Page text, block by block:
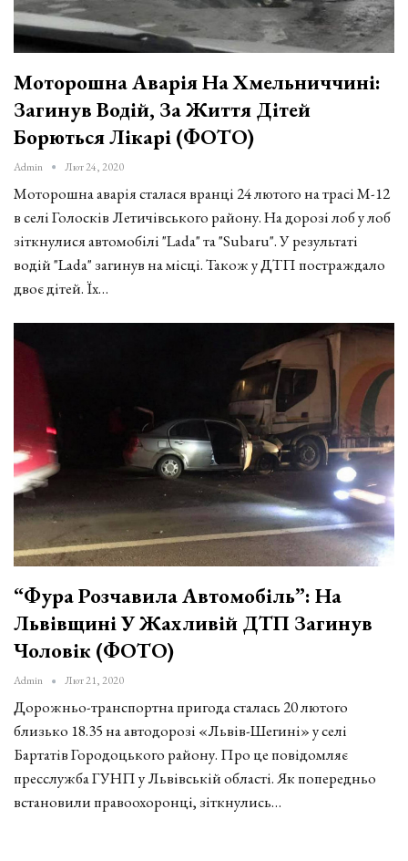
Моторошна Аварія На Хмельниччині:
Загинув Водій, За Життя Дітей
Борються Лікарі (ФОТО)
Admin Лют 24, 2020
Моторошна аварія сталася вранці 24 лютого на трасі М-12
в селі Голосків Летичівського району. На дорозі лоб у лоб
зіткнулися автомобілі "Lada" та "Subaru". У результаті
водій "Lada" загинув на місці. Також у ДТП постраждало
двоє дітей. Їх…
“Фура Розчавила Автомобіль”: На
Львівщині У Жахливій ДТП Загинув
Чоловік (ФОТО)
Admin Лют 21, 2020
Дорожньо-транспортна пригода сталась 20 лютого
близько 18.35 на автодорозі «Львів-Шегині» у селі
Бартатів Городоцького району. Про це повідомляє
пресслужба ГУНП у Львівській області. Як попередньо
встановили правоохоронці, зіткнулись…